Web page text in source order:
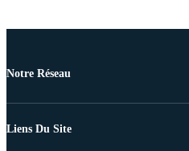
Notre Réseau
Liens Du Site